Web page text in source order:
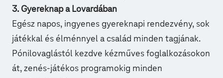
3. Gyereknap a Lovardában
Egész napos, ingyenes gyereknapi rendezvény, sok
játékkal és élménnyel a család minden tagjának.
Pónilovaglástól kezdve kézműves foglalkozásokon
át, zenés-játékos programokig minden